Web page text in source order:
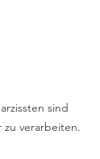
sind
zu verarbeiten.